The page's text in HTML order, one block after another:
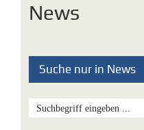
News
Suche nur in News